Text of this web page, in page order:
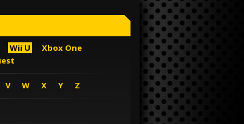
Wii U
Xbox One
V W X Y Z